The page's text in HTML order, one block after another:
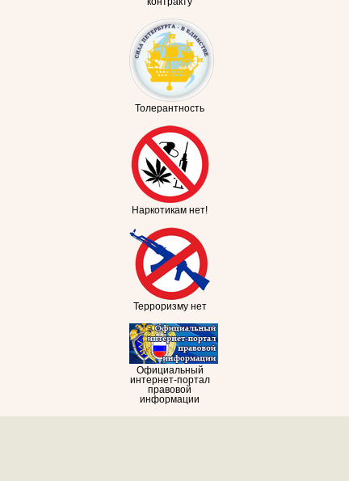
Толерантность
Наркотикам нет!
Терроризму нет
Официальный
интернет-портал
правовой
информации